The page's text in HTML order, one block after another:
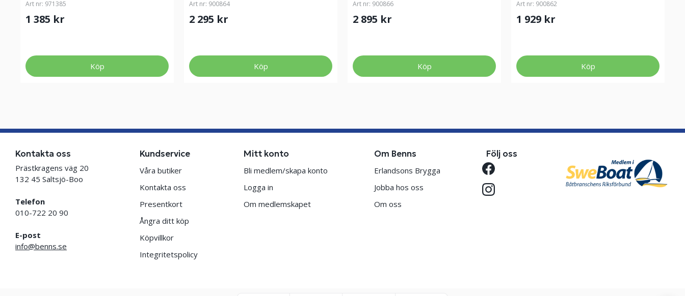
Art nr: 971385
1 385 kr
Köp
Art nr: 900864
2 295 kr
Köp
Art nr: 900866
2 895 kr
Köp
Art nr: 900862
1 929 kr
Köp
Kontakta oss
Prästkragens väg 20
132 45 Saltsjö-Boo
Telefon
010-722 20 90
E-post
info@benns.se
Kundservice
Våra butiker
Kontakta oss
Presentkort
Ångra ditt köp
Köpvillkor
Integritetspolicy
Mitt konto
Bli medlem/skapa konto
Logga in
Om medlemskapet
Om Benns
Erlandsons Brygga
Jobba hos oss
Om oss
Följ oss